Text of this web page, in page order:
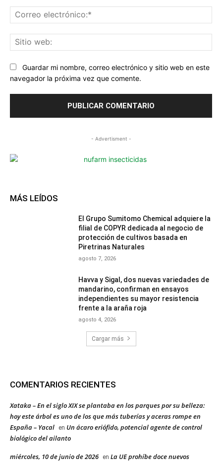
Guardar mi nombre, correo electrónico y sitio web en este
navegador la próxima vez que comente.
- Advertisment -
MÁS LEÍDOS
El Grupo Sumitomo Chemical adquiere la
filial de COPYR dedicada al negocio de
protección de cultivos basada en
Piretrinas Naturales
agosto 7, 2026
Havva y Sigal, dos nuevas variedades de
mandarino, confirman en ensayos
independientes su mayor resistencia
frente a la araña roja
agosto 4, 2026
Cargar más
COMENTARIOS RECIENTES
Xataka – En el siglo XIX se plantaba en los parques por su belleza:
hoy este árbol es uno de los que más tuberías y aceras rompe en
España – Yacal
en Un ácaro eriófido, potencial agente de control
biológico del ailanto
miércoles, 10 de junio de 2026 en La UE prohíbe doce nuevos